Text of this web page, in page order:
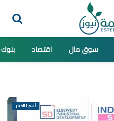
سوق مال اقتصاد بنوك
أهم الأخبار